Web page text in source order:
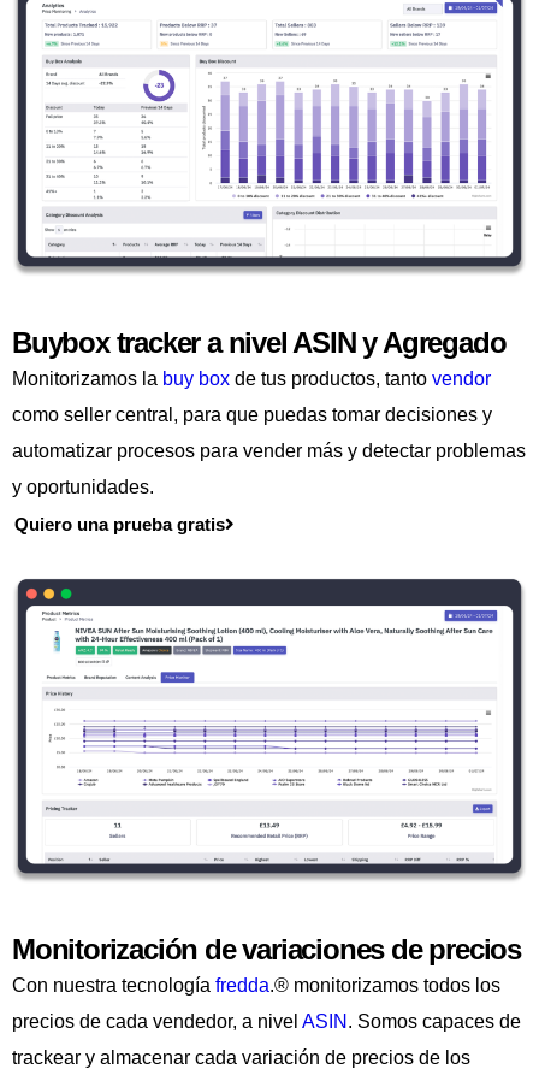
Buybox tracker a nivel ASIN y Agregado
Monitorizamos la buy box de tus productos, tanto vendor
como seller central, para que puedas tomar decisiones y
automatizar procesos para vender más y detectar problemas
y oportunidades.
Quiero una prueba gratis
Monitorización de variaciones de precios
Con nuestra tecnología fredda.® monitorizamos todos los
precios de cada vendedor, a nivel ASIN . Somos capaces de
trackear y almacenar cada variación de precios de los